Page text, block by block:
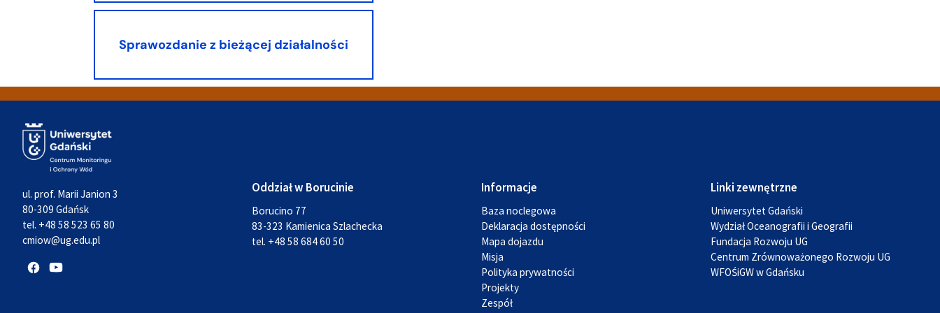
Sprawozdanie z bieżącej działalności
ul. prof. Marii Janion 3
80-309 Gdańsk
tel. +48 58 523 65 80
cmiow@ug.edu.pl
Oddział w Borucinie
Borucino 77
83-323 Kamienica Szlachecka
tel. +48 58 684 60 50
Informacje
Baza noclegowa
Deklaracja dostępności
Mapa dojazdu
Misja
Polityka prywatności
Projekty
Zespół
Linki zewnętrzne
Uniwersytet Gdański
Wydział Oceanografii i Geografii
Fundacja Rozwoju UG
Centrum Zrównoważonego Rozwoju UG
WFOŚiGW w Gdańsku